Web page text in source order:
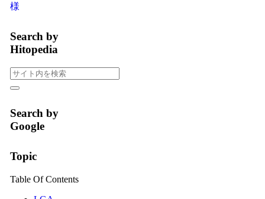
様
Search by
Hitopedia
Search by
Google
Topic
Table Of Contents